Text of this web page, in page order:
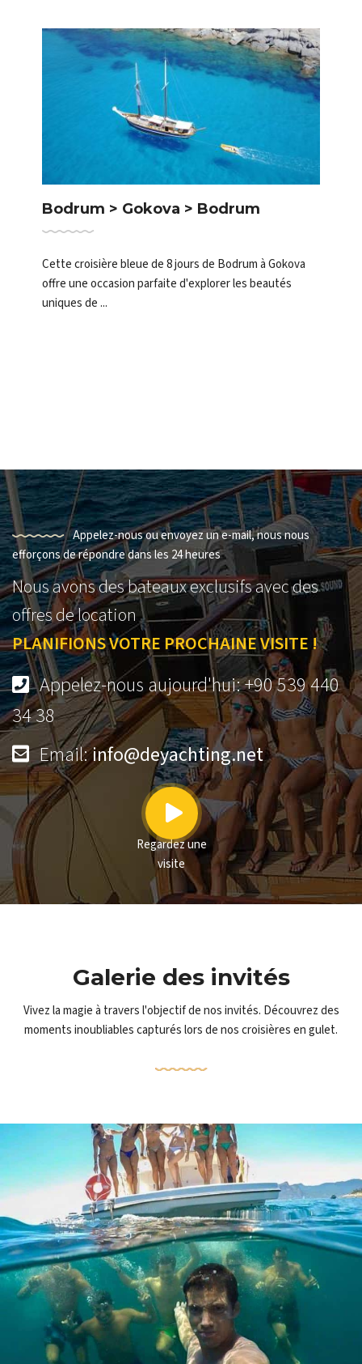
Bodrum > Îles grecques du Sud >
Bodrum
Cette croisière bleue de 8 jours vous emmène de
Bodrum aux îles grecques enchanteresses du sud de la
Appelez-nous ou envoyez un e-mail, nous nous
efforçons de répondre dans les 24 heures
Nous avons des bateaux exclusifs avec des
offres de location
PLANIFIONS VOTRE PROCHAINE VISITE !
Appelez-nous aujourd'hui: +90 539 440
34 38
Email:info@deyachting.net
Regardez une
visite
Galerie des invités
Vivez la magie à travers l'objectif de nos invités. Découvrez des
moments inoubliables capturés lors de nos croisières en gulet.